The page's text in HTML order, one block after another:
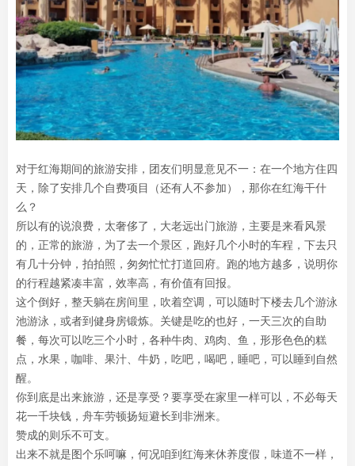
对于红海期间的旅游安排，团友们明显意见不一：在一个地方住四
天，除了安排几个自费项目（还有人不参加），那你在红海干什
么？
所以有的说浪费，太奢侈了，大老远出门旅游，主要是来看风景
的，正常的旅游，为了去一个景区，跑好几个小时的车程，下去只
有几十分钟，拍拍照，匆匆忙忙打道回府。跑的地方越多，说明你
的行程越紧凑丰富，效率高，有价值有回报。
这个倒好，整天躺在房间里，吹着空调，可以随时下楼去几个游泳
池游泳，或者到健身房锻炼。关键是吃的也好，一天三次的自助
餐，每次可以吃三个小时，各种牛肉、鸡肉、鱼，形形色色的糕
点，水果，咖啡、果汁、牛奶，吃吧，喝吧，睡吧，可以睡到自然
醒。
你到底是出来旅游，还是享受？要享受在家里一样可以，不必每天
花一千块钱，舟车劳顿扬短避长到非洲来。
赞成的则乐不可支。
出来不就是图个乐呵嘛，何况咱到红海来休养度假，味道不一样，